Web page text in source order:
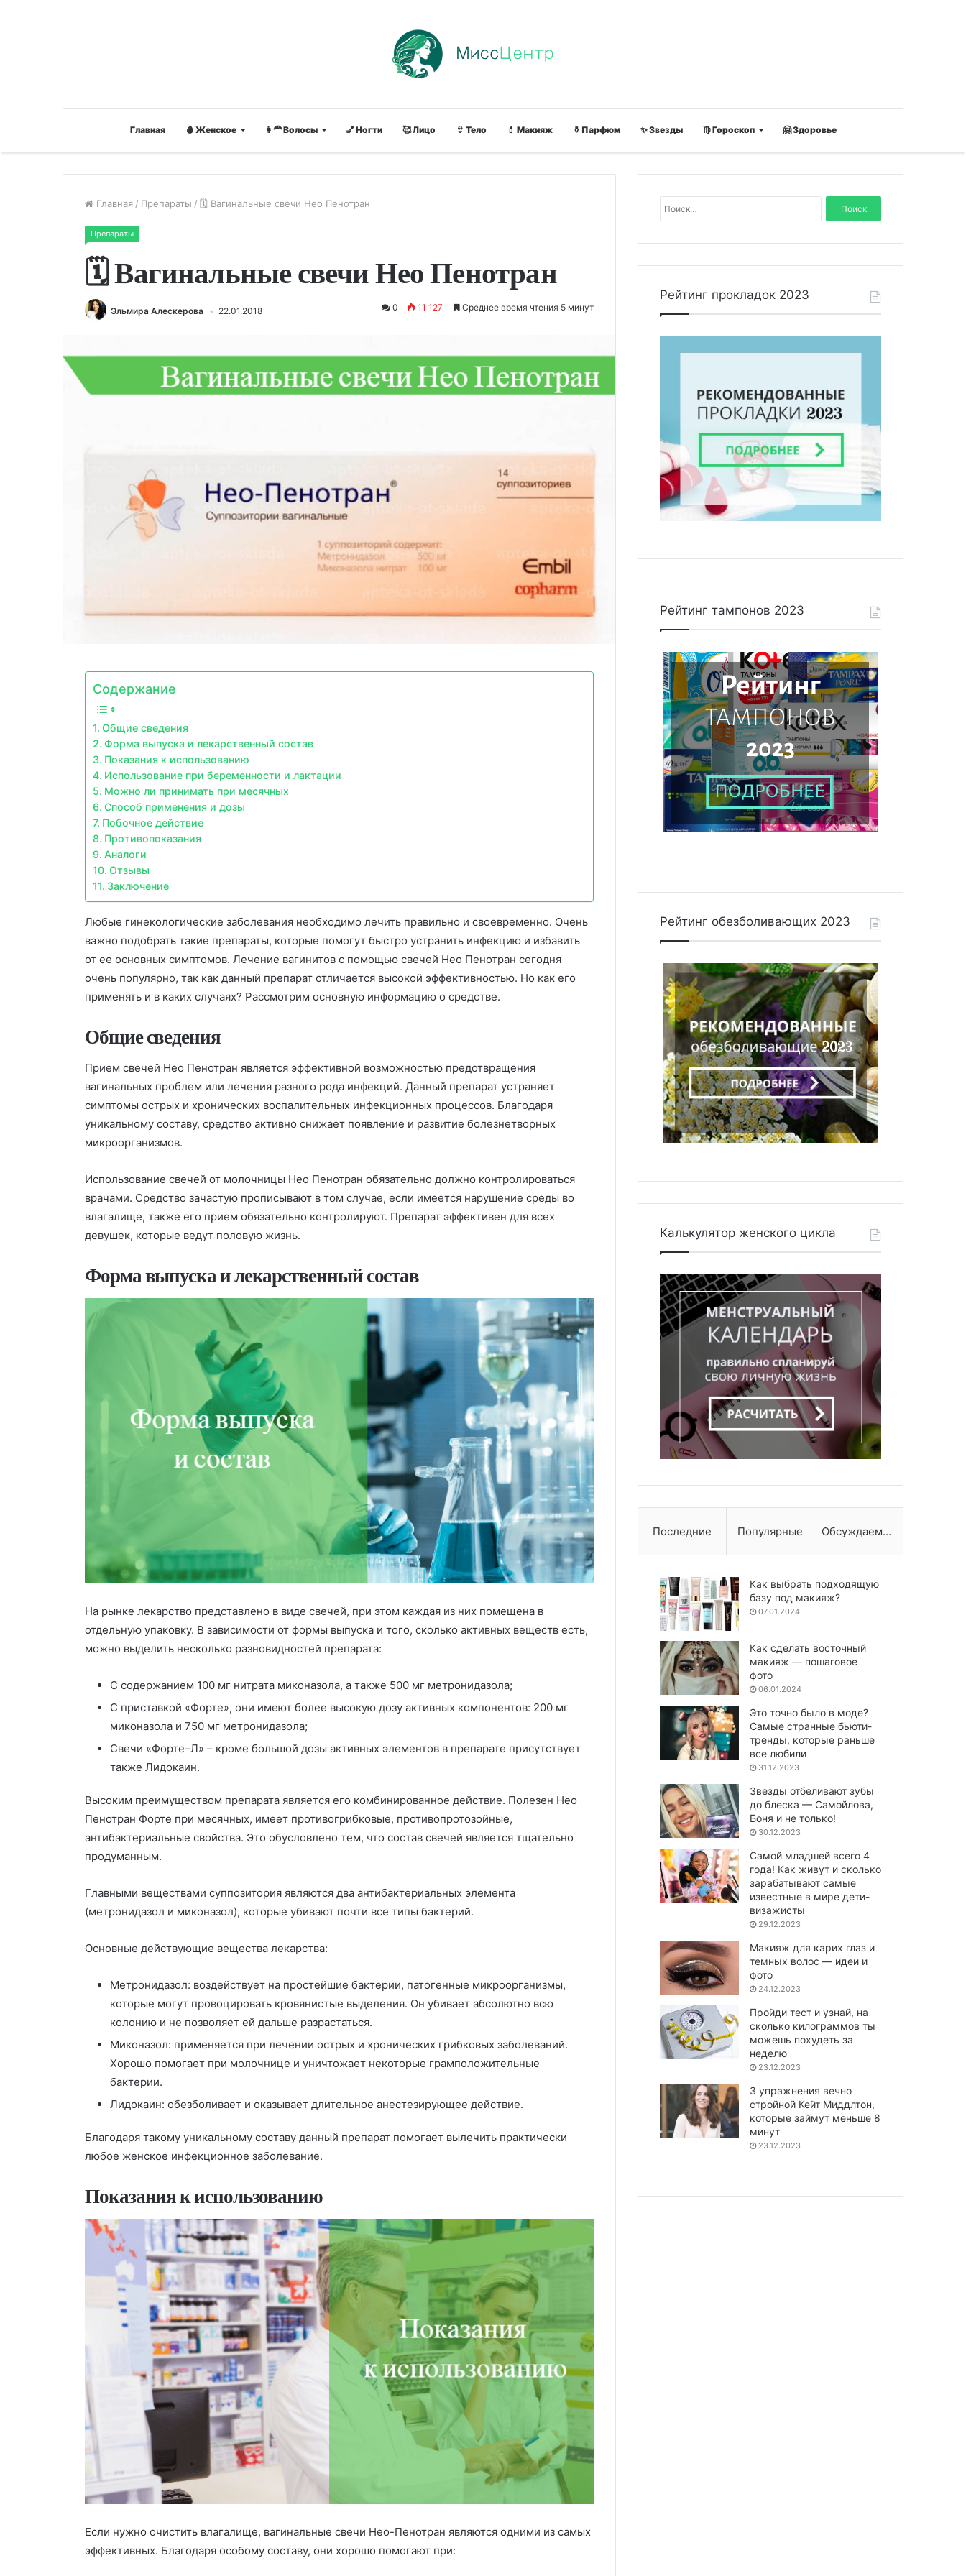
Главная 🩸 Женское 👩‍🦰 Волосы 💅 Ногти 🥰 Лицо 👙 Тело 💄 Макияж ⚱ Парфюм ✨ Звезды ♍ Гороскоп 🤗 Здоровье
Главная / Препараты / 🗓 Вагинальные свечи Нео Пенотран
Препараты
🗓 Вагинальные свечи Нео Пенотран
Эльмира Алескерова 22.01.2018 0 11 127 Среднее время чтения 5 минут
Содержание
Общие сведения
Форма выпуска и лекарственный состав
Показания к использованию
Использование при беременности и лактации
Можно ли принимать при месячных
Способ применения и дозы
Побочное действие
Противопоказания
Аналоги
Отзывы
Заключение
Любые гинекологические заболевания необходимо лечить правильно и своевременно. Очень
важно подобрать такие препараты, которые помогут быстро устранить инфекцию и избавить
от ее основных симптомов. Лечение вагинитов с помощью свечей Нео Пенотран сегодня
очень популярно, так как данный препарат отличается высокой эффективностью. Но как его
применять и в каких случаях? Рассмотрим основную информацию о средстве.
Общие сведения
Прием свечей Нео Пенотран является эффективной возможностью предотвращения
вагинальных проблем или лечения разного рода инфекций. Данный препарат устраняет
симптомы острых и хронических воспалительных инфекционных процессов. Благодаря
уникальному составу, средство активно снижает появление и развитие болезнетворных
микроорганизмов.
Использование свечей от молочницы Нео Пенотран обязательно должно контролироваться
врачами. Средство зачастую прописывают в том случае, если имеется нарушение среды во
влагалище, также его прием обязательно контролируют. Препарат эффективен для всех
девушек, которые ведут половую жизнь.
Форма выпуска и лекарственный состав
На рынке лекарство представлено в виде свечей, при этом каждая из них помещена в
отдельную упаковку. В зависимости от формы выпуска и того, сколько активных веществ есть,
можно выделить несколько разновидностей препарата:
С содержанием 100 мг нитрата миконазола, а также 500 мг метронидазола;
С приставкой «Форте», они имеют более высокую дозу активных компонентов: 200 мг
миконазола и 750 мг метронидазола;
Свечи «Форте–Л» – кроме большой дозы активных элементов в препарате присутствует
также Лидокаин.
Высоким преимуществом препарата является его комбинированное действие. Полезен Нео
Пенотран Форте при месячных, имеет противогрибковые, противопротозойные,
антибактериальные свойства. Это обусловлено тем, что состав свечей является тщательно
продуманным.
Главными веществами суппозитория являются два антибактериальных элемента
(метронидазол и миконазол), которые убивают почти все типы бактерий.
Основные действующие вещества лекарства:
Метронидазол: воздействует на простейшие бактерии, патогенные микроорганизмы,
которые могут провоцировать кровянистые выделения. Он убивает абсолютно всю
колонию и не позволяет ей дальше разрастаться.
Миконазол: применяется при лечении острых и хронических грибковых заболеваний.
Хорошо помогает при молочнице и уничтожает некоторые грамположительные
бактерии.
Лидокаин: обезболивает и оказывает длительное анестезирующее действие.
Благодаря такому уникальному составу данный препарат помогает вылечить практически
любое женское инфекционное заболевание.
Показания к использованию
Если нужно очистить влагалище, вагинальные свечи Нео-Пенотран являются одними из самых
эффективных. Благодаря особому составу, они хорошо помогают при:
а
и
Рейтинг прокладок 2023
Рейтинг тампонов 2023
Рейтинг обезболивающих 2023
Калькулятор женского цикла
Последние Популярные Обсуждаемые
Как выбрать подходящую
базу под макияж?
07.01.2024
Как сделать восточный
макияж — пошаговое
фото
06.01.2024
Это точно было в моде?
Самые странные бьюти-
тренды, которые раньше
все любили
31.12.2023
Звезды отбеливают зубы
до блеска — Самойлова,
Боня и не только!
30.12.2023
Самой младшей всего 4
года! Как живут и сколько
зарабатывают самые
известные в мире дети-
визажисты
29.12.2023
Макияж для карих глаз и
темных волос — идеи и
фото
24.12.2023
Пройди тест и узнай, на
сколько килограммов ты
можешь похудеть за
неделю
23.12.2023
3 упражнения вечно
стройной Кейт Миддлтон,
которые займут меньше 8
минут
23.12.2023